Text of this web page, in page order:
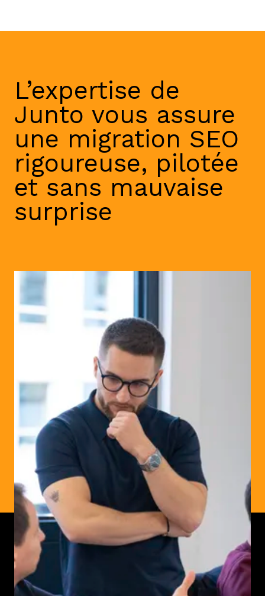
L’expertise de
Junto vous assure
une migration SEO
rigoureuse, pilotée
et sans mauvaise
surprise